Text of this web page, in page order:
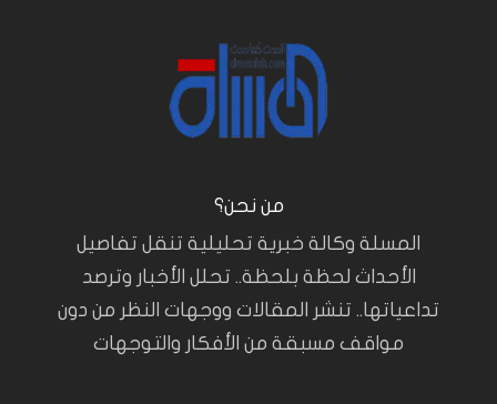
من نحن؟
المسلة وكالة خبرية تحليلية تنقل تفاصيل
الأحداث لحظة بلحظة.. تحلل الأخبار وترصد
تداعياتها.. تنشر المقالات ووجهات النظر من دون
مواقف مسبقة من الأفكار والتوجهات